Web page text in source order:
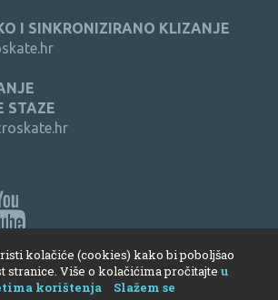
I SINKRONIZIRANO KLIZANJE
STAZE
web:Bernardić studio
kolačiće (cookies) kako bi poboljšao
stranice. Više o kolačićima pročitajte u
korištenja
Slažem se